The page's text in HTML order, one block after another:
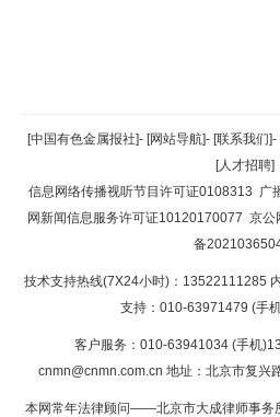
返回顶部
返回首页
[中国有色金属报社]- [网站导航]- [联系我们]-
[人才招聘]
信息网络传播视听节目许可证0108313 广
网新闻信息服务许可证10120170077 京公
备
技术支持热线(7X24小时)：13522111285
支持：010-63971479 (手
客户服务：010-63941034 (手机
cnmn@cnmn.com.cn 地址：北京市复兴
本网常年法律顾问——北京市大成律师事务